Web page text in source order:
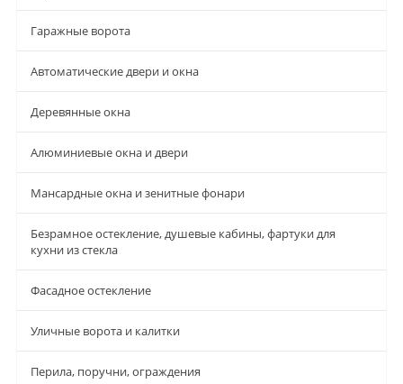
Гаражные ворота
Автоматические двери и окна
Деревянные окна
Алюминиевые окна и двери
Мансардные окна и зенитные фонари
Безрамное остекление, душевые кабины, фартуки для
кухни из стекла
Фасадное остекление
Уличные ворота и калитки
Перила, поручни, ограждения